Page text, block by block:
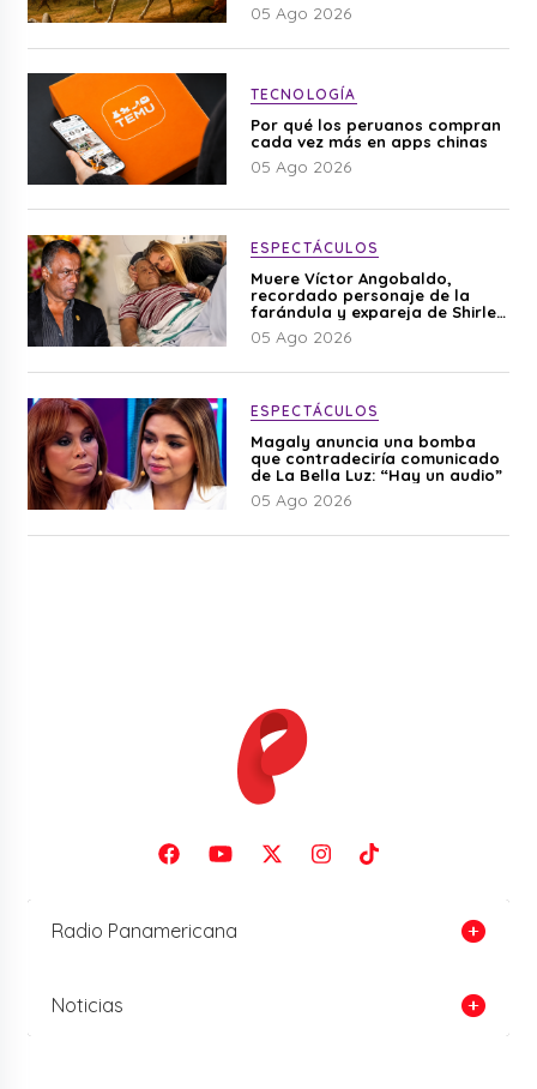
05 Ago 2026
TECNOLOGÍA
Por qué los peruanos compran
cada vez más en apps chinas
05 Ago 2026
ESPECTÁCULOS
Muere Víctor Angobaldo,
recordado personaje de la
farándula y expareja de Shirley
Cherres
05 Ago 2026
ESPECTÁCULOS
Magaly anuncia una bomba
que contradeciría comunicado
de La Bella Luz: “Hay un audio”
05 Ago 2026
Radio Panamericana
Noticias